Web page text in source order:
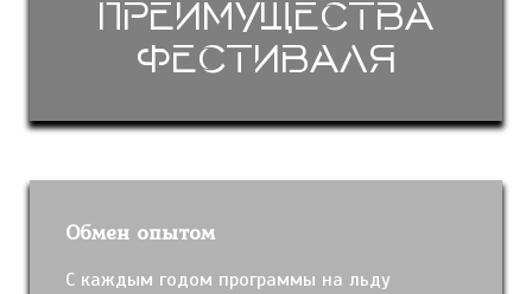
Преимущества
фестиваля
Обмен опытом
С каждым годом программы на льду